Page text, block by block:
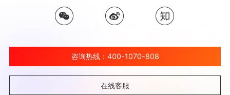
咨询热线：400-1070-808
在线客服